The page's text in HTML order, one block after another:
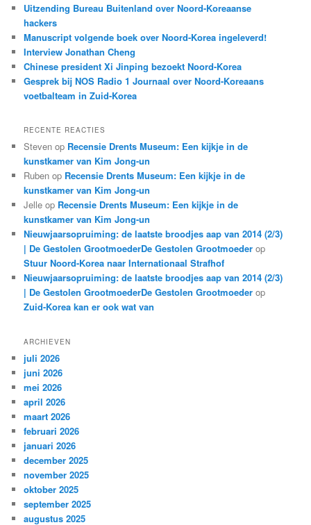
n
Uitzending Bureau Buitenland over Noord-Koreaanse
hackers
Manuscript volgende boek over Noord-Korea ingeleverd!
Interview Jonathan Cheng
Chinese president Xi Jinping bezoekt Noord-Korea
Gesprek bij NOS Radio 1 Journaal over Noord-Koreaans
voetbalteam in Zuid-Korea
RECENTE REACTIES
Steven op Recensie Drents Museum: Een kijkje in de
kunstkamer van Kim Jong-un
Ruben op Recensie Drents Museum: Een kijkje in de
kunstkamer van Kim Jong-un
Jelle op Recensie Drents Museum: Een kijkje in de
kunstkamer van Kim Jong-un
Nieuwjaarsopruiming: de laatste broodjes aap van 2014 (2/3)
| De Gestolen GrootmoederDe Gestolen Grootmoeder op
Stuur Noord-Korea naar Internationaal Strafhof
Nieuwjaarsopruiming: de laatste broodjes aap van 2014 (2/3)
| De Gestolen GrootmoederDe Gestolen Grootmoeder op
Zuid-Korea kan er ook wat van
ARCHIEVEN
juli 2026
juni 2026
mei 2026
april 2026
maart 2026
februari 2026
januari 2026
december 2025
november 2025
oktober 2025
september 2025
augustus 2025